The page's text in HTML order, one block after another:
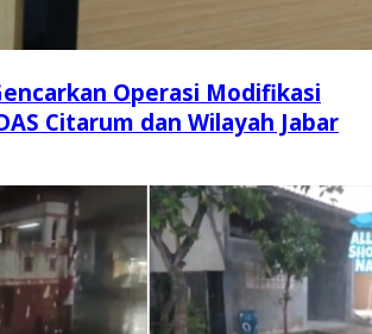
Operasi Modifikasi
Citarum dan Wilayah Jabar